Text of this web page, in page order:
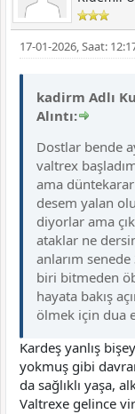
17-01-2026, Saat:
kadirm Adlı
Alıntı:
Dostlar bende
valtrex
ama
desem yalan
diyorlar ama
ataklar ne
anlarım
biri bitmeden
hayata bakış
ölmek için dua
Kardeş yanlış
yokmuş gibi
da sağlıklı yaşa,
Valtrexe gelince